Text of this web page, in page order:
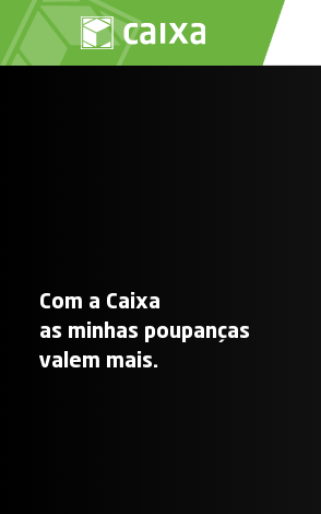
Com a Caixa
as minhas poupanças
valem mais.